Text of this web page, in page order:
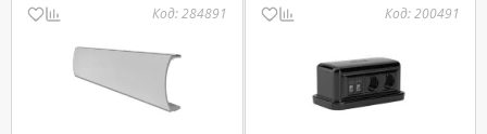
Код:284891 Код:200491